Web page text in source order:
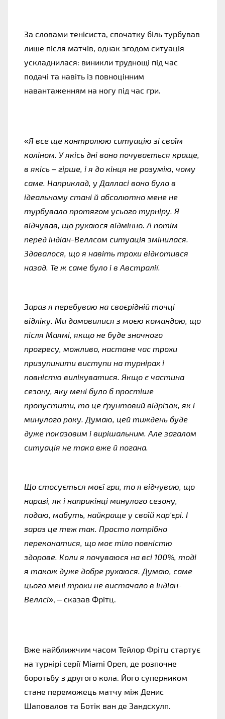
За словами тенісиста, спочатку біль турбував
лише після матчів, однак згодом ситуація
ускладнилася: виникли труднощі під час
подачі та навіть із повноцінним
навантаженням на ногу під час гри.
«Я все ще контролюю ситуацію зі своїм
коліном. У якісь дні воно почувається краще,
в якісь – гірше, і я до кінця не розумію, чому
саме. Наприклад, у Далласі воно було в
ідеальному стані й абсолютно мене не
турбувало протягом усього турніру. Я
відчував, що рухаюся відмінно. А потім
перед Індіан-Веллсом ситуація змінилася.
Здавалося, що я навіть трохи відкотився
назад. Те ж саме було і в Австралії.
Зараз я перебуваю на своєрідній точці
відліку. Ми домовилися з моєю командою, що
після Маямі, якщо не буде значного
прогресу, можливо, настане час трохи
призупинити виступи на турнірах і
повністю вилікуватися. Якщо є частина
сезону, яку мені було б простіше
пропустити, то це ґрунтовий відрізок, як і
минулого року. Думаю, цей тиждень буде
дуже показовим і вирішальним. Але загалом
ситуація не така вже й погана.
Що стосується моєї гри, то я відчуваю, що
наразі, як і наприкінці минулого сезону,
подаю, мабуть, найкраще у своїй кар'єрі. І
зараз це теж так. Просто потрібно
переконатися, що моє тіло повністю
здорове. Коли я почуваюся на всі 100%, тоді
я також дуже добре рухаюся. Думаю, саме
цього мені трохи не вистачало в Індіан-
Веллсі», – сказав Фрітц.
Вже найближчим часом Тейлор Фрітц стартує
на турнірі серії Miami Open, де розпочне
боротьбу з другого кола. Його суперником
стане переможець матчу між Денис
Шаповалов та Ботік ван де Зандсхулп.